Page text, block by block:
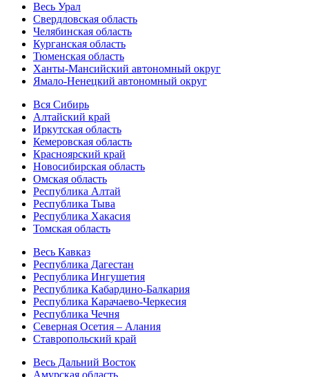
Весь Урал
Свердловская область
Челябинская область
Курганская область
Тюменская область
Ханты-Мансийский автономный округ
Ямало-Ненецкий автономный округ
Вся Сибирь
Алтайский край
Иркутская область
Кемеровская область
Красноярский край
Новосибирская область
Омская область
Республика Алтай
Республика Тыва
Республика Хакасия
Томская область
Весь Кавказ
Республика Дагестан
Республика Ингушетия
Республика Кабардино-Балкария
Республика Карачаево-Черкесия
Республика Чечня
Северная Осетия – Алания
Ставропольский край
Весь Дальний Восток
Амурская область